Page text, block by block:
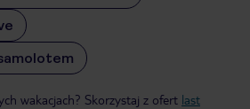
wakacjach? Skorzystaj z ofert last